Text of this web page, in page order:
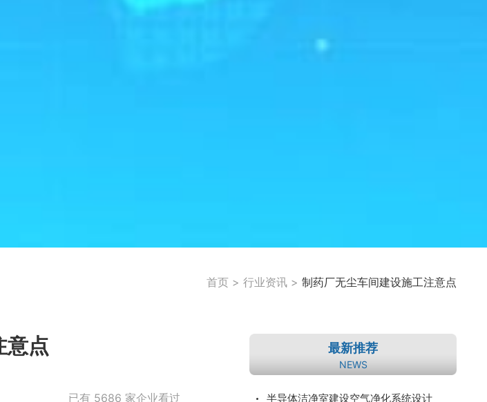
首页 > 行业资讯 > 制药厂无尘车间建设施工注意点
意点
已有 5686 家企业看过
最新推荐
NEWS
半导体洁净室建设空气净化系统设计